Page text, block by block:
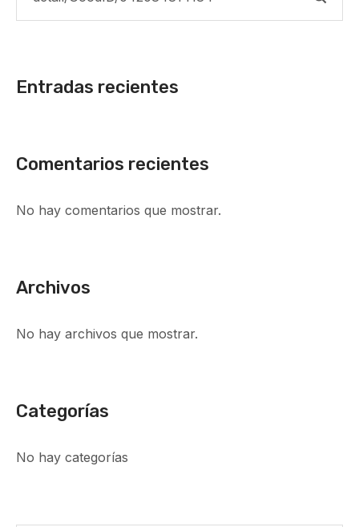
Entradas recientes
Comentarios recientes
No hay comentarios que mostrar.
Archivos
No hay archivos que mostrar.
Categorías
No hay categorías